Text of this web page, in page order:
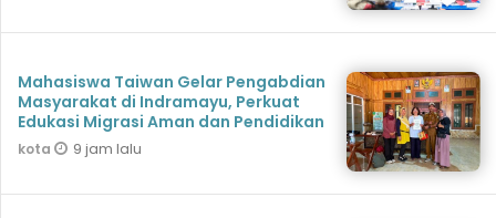
Mahasiswa Taiwan Gelar Pengabdian
Masyarakat di Indramayu, Perkuat
Edukasi Migrasi Aman dan Pendidikan
kota 9 jam lalu